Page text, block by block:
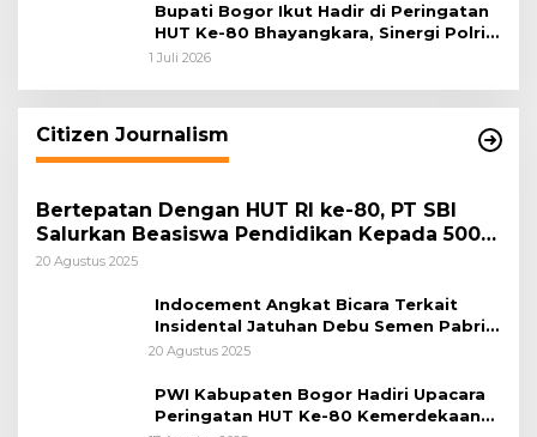
Bupati Bogor Ikut Hadir di Peringatan
HUT Ke-80 Bhayangkara, Sinergi Polri
dan Pemkab Bogor Jadi Kunci Menjaga
1 Juli 2026
Citizen Journalism
Bertepatan Dengan HUT RI ke-80, PT SBI
Salurkan Beasiswa Pendidikan Kepada 500
Pelajar
20 Agustus 2025
Indocement Angkat Bicara Terkait
Insidental Jatuhan Debu Semen Pabrik
Citeureup
20 Agustus 2025
PWI Kabupaten Bogor Hadiri Upacara
Peringatan HUT Ke-80 Kemerdekaan